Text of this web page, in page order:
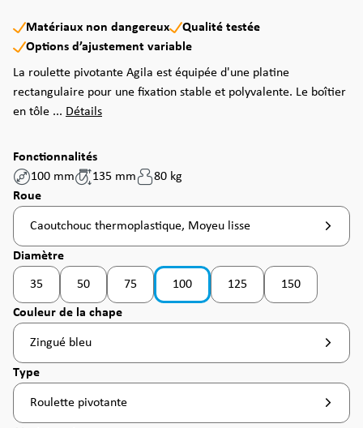
Matériaux non dangereux
Qualité testée
Options d’ajustement variable
La roulette pivotante Agila est équipée d'une platine
rectangulaire pour une fixation stable et polyvalente. Le boîtier
en tôle ... Détails
Fonctionnalités
100 mm
135 mm
80 kg
Sélectionnez
Roue
Caoutchouc thermoplastique, Moyeu lisse
Sélectionnez
Diamètre
35
(Cette option n'est pas disponible pour le moment. )
50
(Cette option n'est pas disponible pour le moment. )
75
(Cette option n'est pas disponible pour le moment. )
100 125 150
(Cette option
Sélectionnez
Couleur de la chape
Zingué bleu
Sélectionnez
Type
Roulette pivotante